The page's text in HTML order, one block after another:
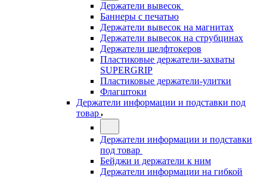
Держатели вывесок
Баннеры с печатью
Держатели вывесок на магнитах
Держатели вывесок на струбцинах
Держатели шелфтокеров
Пластиковые держатели-захваты
SUPERGRIP
Пластиковые держатели-улитки
Флагштоки
Держатели информации и подставки под
товар
Держатели информации и подставки
под товар
Бейджи и держатели к ним
Держатели информации на гибкой